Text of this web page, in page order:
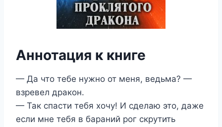
Аннотация к книге
— Да что тебе нужно от меня, ведьма? —
взревел дракон.
— Так спасти тебя хочу! И сделаю это, даже
если мне тебя в бараний рог скрутить